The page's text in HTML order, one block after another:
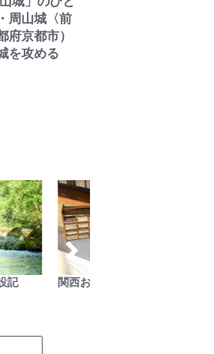
周山城〈前
府京都市）
を攻める
関西おみくじジャーニー